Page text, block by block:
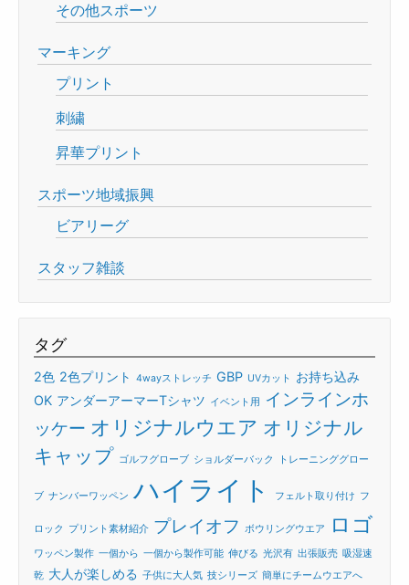
その他スポーツ
マーキング
プリント
刺繍
昇華プリント
スポーツ地域振興
ビアリーグ
スタッフ雑談
タグ
2色 2色プリント 4wayストレッチ GBP UVカット
お持ち込み
OK アンダーアーマーTシャツ イベント用
インラインホ
ッケー オリジナルウエア オリジナル
キャップ ゴルフグローブ ショルダーバック トレーニンググロー
ブ ナンバーワッペン ハイライト フェルト取り付け フ
ロック プリント素材紹介 プレイオフ ボウリングウエア ロゴ
ワッペン製作 一個から 一個から製作可能 伸びる 光沢有 出張販売 吸湿速
乾 大人が楽しめる 子供に大人気 技シリーズ 簡単にチームウエアへ